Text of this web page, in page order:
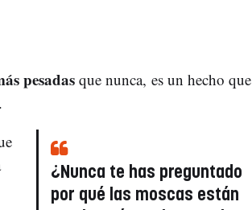
pesadasque nunca, es un hecho que
¿Nunca te has preguntado
por qué las moscas están